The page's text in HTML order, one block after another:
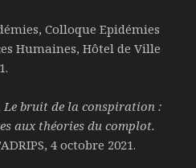
Colloque Epidémies
Humaines, Hôtel de Ville
Le bruit de la conspiration :
aux théories du complot.
4 octobre 2021.